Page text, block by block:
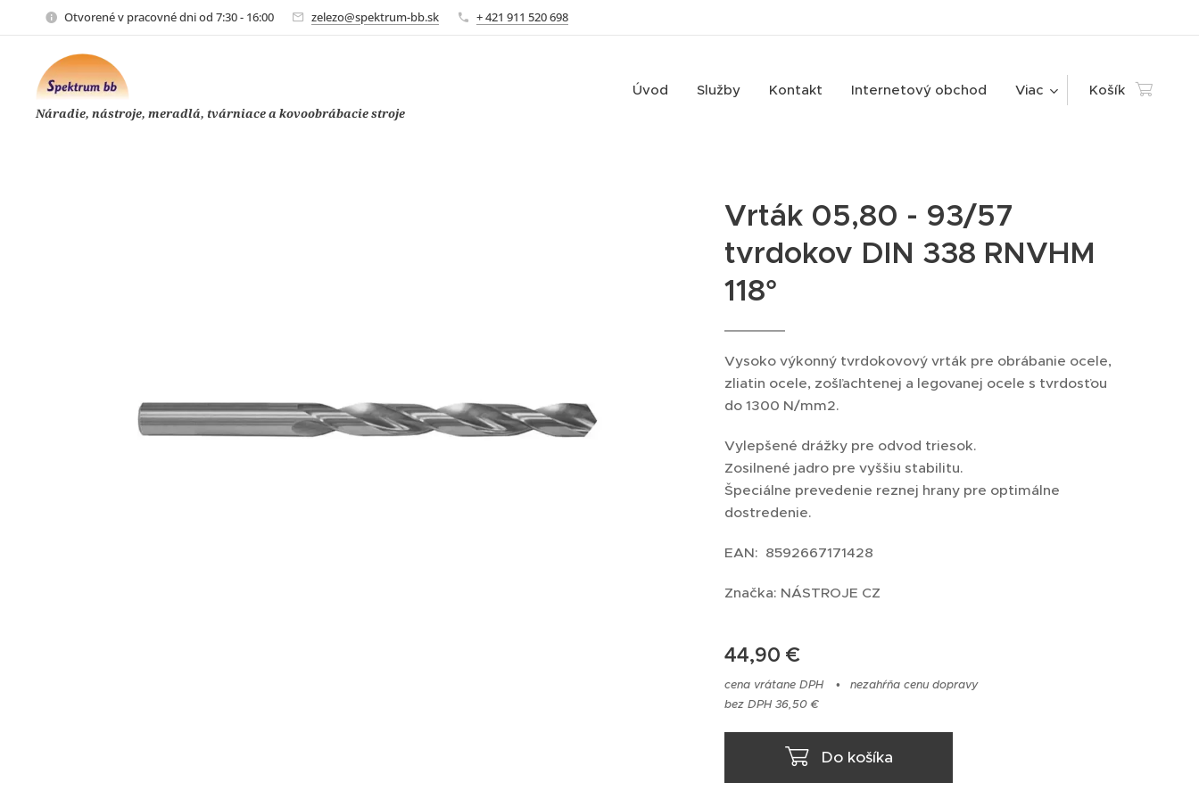
Otvorené v pracovné dni od 7:30 - 16:00 zelezo@spektrum-bb.sk + 421 911 520 698
Náradie, nástroje, meradlá, tvárniace a kovoobrábacie stroje
Úvod Služby Kontakt Internetový obchod Viac Košík
Vrták 05,80 - 93/57
tvrdokov DIN 338 RNVHM
118°
Vysoko výkonný tvrdokovový vrták pre obrábanie ocele,
zliatin ocele, zošľachtenej a legovanej ocele s tvrdosťou
do 1300 N/mm2.
Vylepšené drážky pre odvod triesok.
Zosilnené jadro pre vyššiu stabilitu.
Špeciálne prevedenie reznej hrany pre optimálne
dostredenie.
EAN: 8592667171428
Značka: NÁSTROJE CZ
44,90 €
cena vrátane DPH
nezahŕňa cenu dopravy
bez DPH 36,50 €
Do košíka